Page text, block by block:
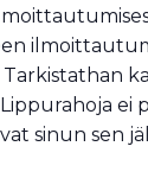
ei
sinun sen